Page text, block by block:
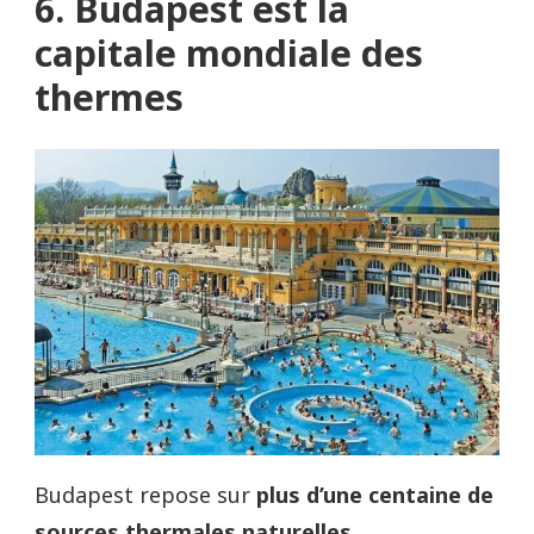
capitale mondiale des
thermes
Budapest repose sur plus d’une centaine de